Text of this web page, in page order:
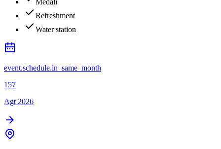
Medali
Refreshment
Water station
event.schedule.in_same_month
157
Agt 2026